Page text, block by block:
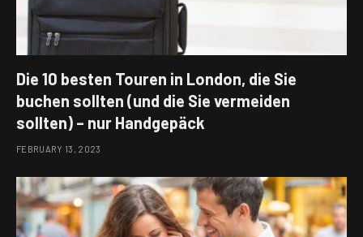
Die 10 besten Touren in London, die Sie
buchen sollten (und die Sie vermeiden
sollten) – nur Handgepäck
FEBRUARY 13, 2023